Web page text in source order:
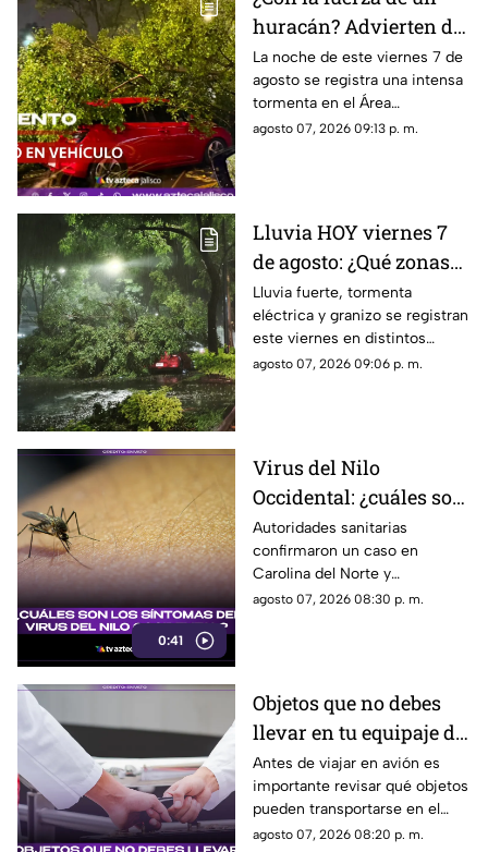
huracán? Advierten de
FUERTES RACHAS DE
VIENTO superiores a
los 60 km/h durante
lluvia en Guadalajara
La noche de este viernes 7 de
agosto se registra una intensa
tormenta en el Área
Metropolitana de Guadalajara,
agosto 07, 2026 09:13 p. m.
Lluvia HOY viernes 7
de agosto: ¿Qué zonas
de Guadalajara están
afectadas?
Lluvia fuerte, tormenta
eléctrica y granizo se registran
este viernes en distintos
puntos de Guadalajara y
agosto 07, 2026 09:06 p. m.
0:41
Virus del Nilo
Occidental: ¿cuáles son
los síntomas tras una
picadura de mosquito?
Autoridades sanitarias
confirmaron un caso en
Carolina del Norte y
detectaron el virus en
agosto 07, 2026 08:30 p. m.
Objetos que no debes
llevar en tu equipaje de
mano y podrían
quitarte en el
aeropuerto
Antes de viajar en avión es
importante revisar qué objetos
pueden transportarse en el
equipaje de mano, ya que
agosto 07, 2026 08:20 p. m.